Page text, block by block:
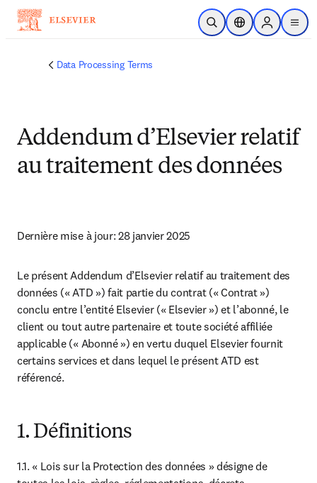
Skip to main content
Open SearchLocation Selector
Sign in to
menu
Data Processing Terms
Addendum d’Elsevier relatif
au traitement des données
Dernière mise à jour: 28 janvier 2025
Le présent Addendum d’Elsevier relatif au traitement des
données (« ATD ») fait partie du contrat (« Contrat »)
conclu entre l’entité Elsevier (« Elsevier ») et l’abonné, le
client ou tout autre partenaire et toute société affiliée
applicable (« Abonné ») en vertu duquel Elsevier fournit
certains services et dans lequel le présent ATD est
référencé.
1. Définitions
1.1. « Lois sur la Protection des données » désigne de